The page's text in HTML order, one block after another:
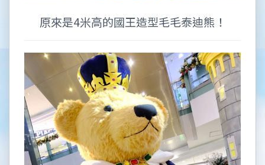
原來是4米高的國王造型毛毛泰迪熊！